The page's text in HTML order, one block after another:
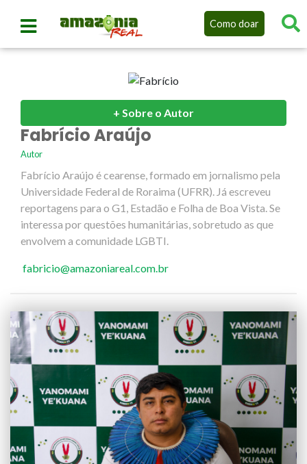
Como doar
+ Sobre o Autor
Fabrício Araújo
Autor
Fabrício Araújo é cearense, formado em jornalismo pela
Universidade Federal de Roraima (UFRR). Já escreveu
reportagens para o G1, Estadão e Folha de Boa Vista. Se
interessa por questões humanitárias, sobretudo as que
envolvem a comunidade LGBTI.
fabricio@amazoniareal.com.br